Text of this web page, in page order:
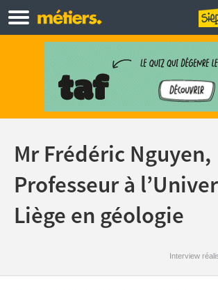
Mr Frédéric Nguyen,
Professeur à
Liège en géologie
Interview